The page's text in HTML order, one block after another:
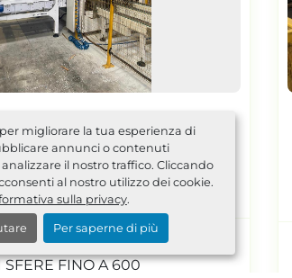
migliorare la tua esperienza di
annunci o contenuti
il nostro traffico. Cliccando
al nostro utilizzo dei cookie.
sulla privacy.
Per saperne di più
Italy
TECH SBAC AE0209
AUTOMATICA CON VITE A
SFERE FINO A 600